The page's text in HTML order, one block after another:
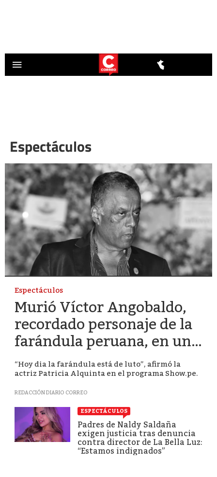
Espectáculos
Espectáculos
Murió Víctor Angobaldo,
recordado personaje de la
farándula peruana, en un
accidente de tránsito en
Cañete
“Hoy dia la farándula está de luto”, afirmó la
actriz Patricia Alquinta en el programa Show.pe.
REDACCIÓN DIARIO CORREO
ESPECTÁCULOS
Padres de Naldy Saldaña
exigen justicia tras denuncia
contra director de La Bella Luz:
“Estamos indignados”